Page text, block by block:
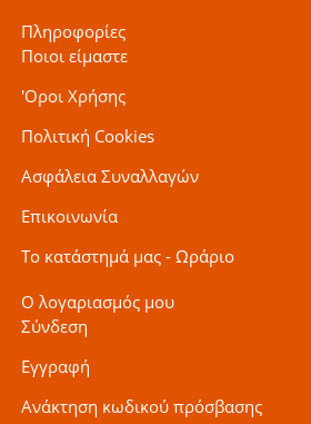
Πληροφορίες
Ποιοι είμαστε
'Οροι Χρήσης
Πολιτική Cookies
Ασφάλεια Συναλλαγών
Επικοινωνία
Το κατάστημά μας - Ωράριο
Ο λογαριασμός μου
Σύνδεση
Εγγραφή
Ανάκτηση κωδικού πρόσβασης